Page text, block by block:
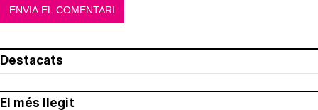
Destacats
El més llegit